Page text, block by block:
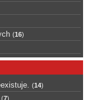
(16)
(14)
(7)